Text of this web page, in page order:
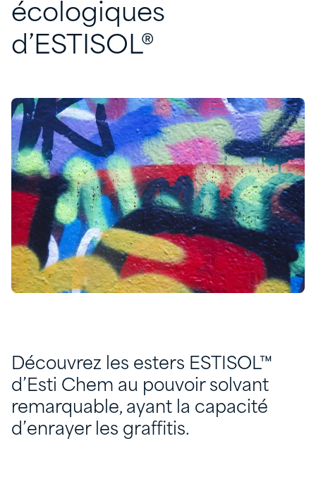
écologiques
d’ESTISOL®
Découvrez les esters ESTISOL™
d’Esti Chem au pouvoir solvant
remarquable, ayant la capacité
d’enrayer les graffitis.